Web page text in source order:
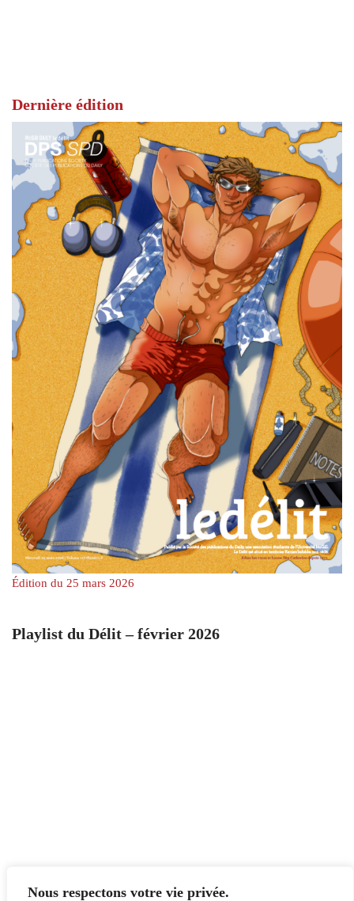
Nous respectons votre vie privée.
Dernière édition
Édition du 25 mars 2026
Playlist du Délit – février 2026